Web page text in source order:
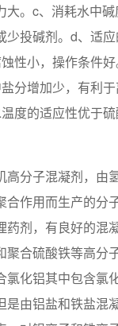
大。c、消耗水中
少投碱剂。d、适
性小，操作条件
分增加少，有利
度的适应性优于
高分子混凝剂，由
合作用而生产的分
剂，有良好的混
聚合硫酸铁等高分
氯化铝其中包含氯
是由铝盐和铁盐混